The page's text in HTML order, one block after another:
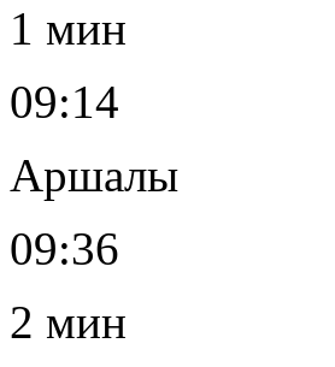
1 мин
09:14
Аршалы
09:36
2 мин